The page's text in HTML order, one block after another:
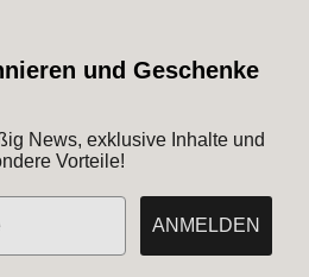
und Geschenke
News, exklusive Inhalte und
Vorteile!
ANMELDEN